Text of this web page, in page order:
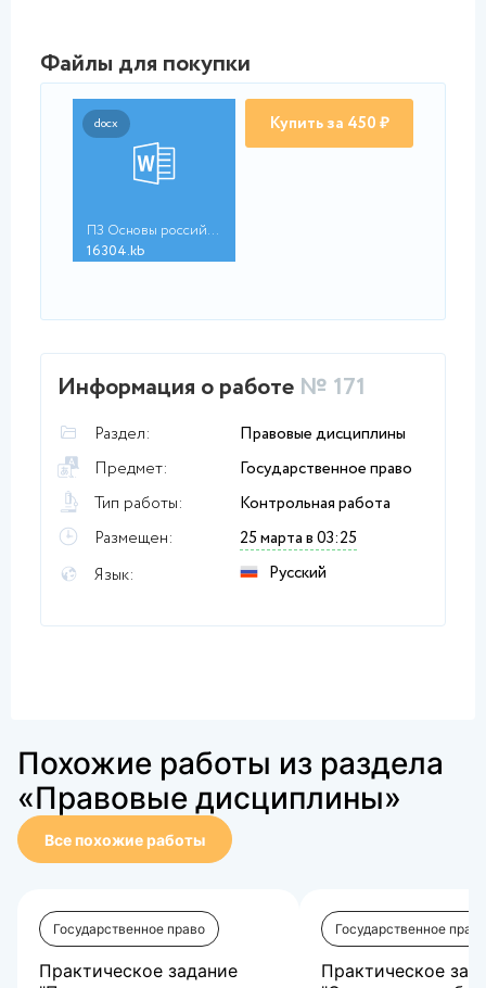
Файлы для покупки
docx
ПЗ Основы российской...
16304.kb
Купить за 450 ₽
Информация о работе № 171
Раздел:
Правовые дисциплины
Предмет:
Государственное право
Тип работы:
Контрольная работа
Размещен:
25 марта в 03:25
Язык:
Русский
Похожие работы из раздела
«Правовые дисциплины»
Все похожие работы
Государственное право
Практическое задание
Государственное право
Практическое